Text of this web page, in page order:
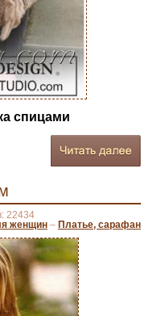
спицами
22434
женщин – Платье, сарафан